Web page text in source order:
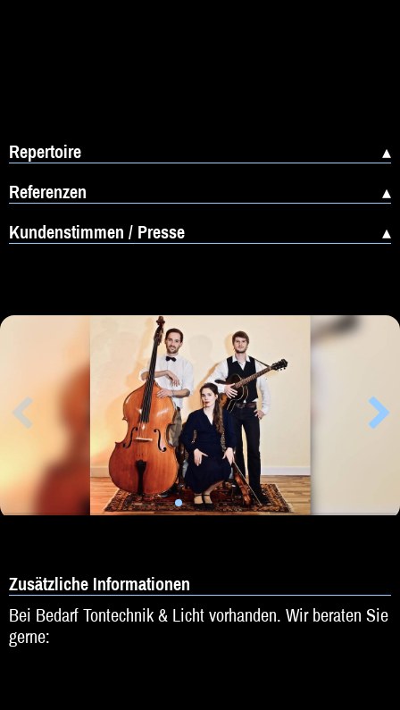
Repertoire
Referenzen
Kundenstimmen / Presse
Zusätzliche Informationen
Bei Bedarf Tontechnik & Licht vorhanden. Wir beraten Sie
gerne: